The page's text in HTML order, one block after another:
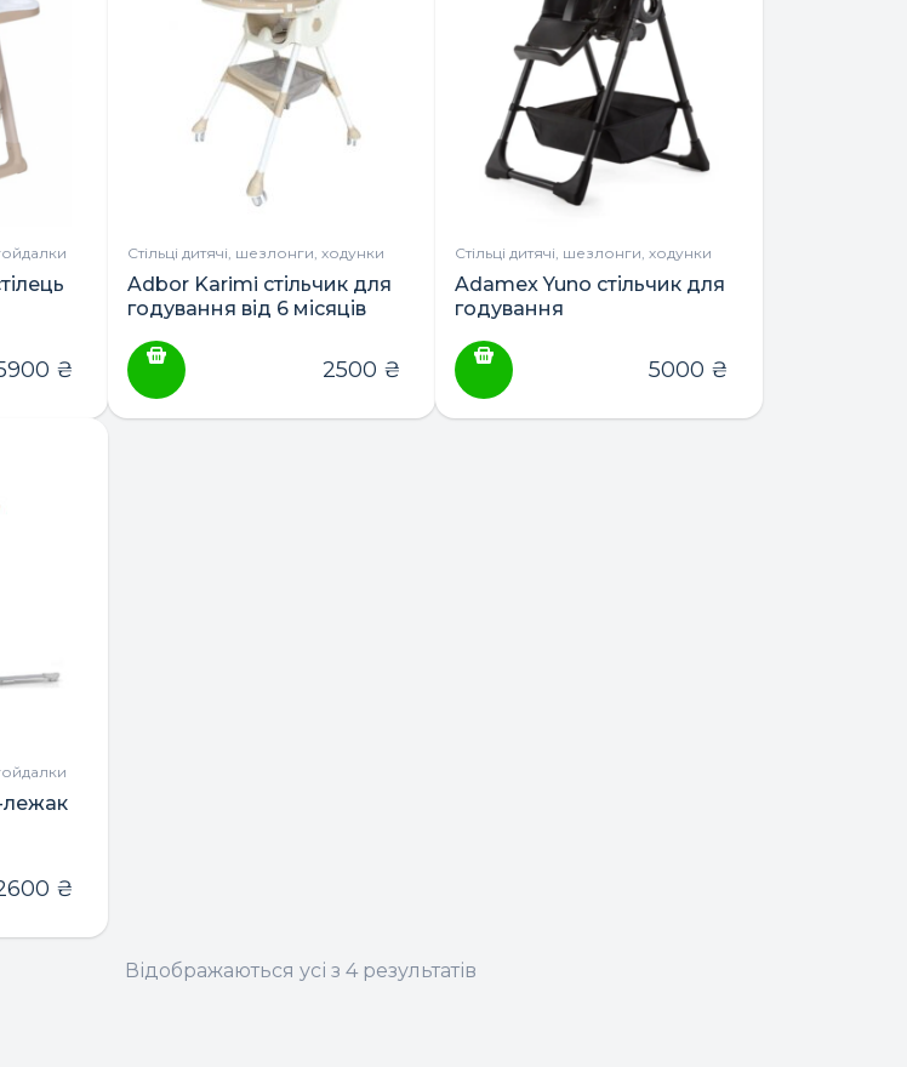
₴
Стільці дитячі, шезлонги, ходунки
Adbor Karimi стільчик для
годування від 6 місяців
2500 ₴
Стільці дитячі, шезлонги, ходунки
Adamex Yuno стільчик для
годування
5000 ₴
лежак
₴
Відображаються усі з 4 результатів